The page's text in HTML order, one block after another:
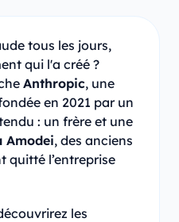
tous les jours,
qui l'a créé ?
Anthropic, une
en 2021 par un
: un frère et une
Amodei, des anciens
quitté l’entreprise
les